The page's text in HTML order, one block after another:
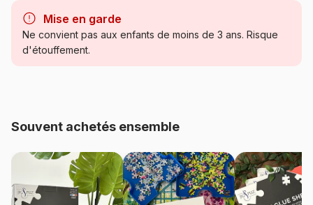
Catégorie
Provenance Roumanie
DToys-69542
EAN 5947502869542
Mise en garde
Ne convient pas aux enfants de moins de 3 ans. Risque
d'étouffement.
Souvent achetés ensemble